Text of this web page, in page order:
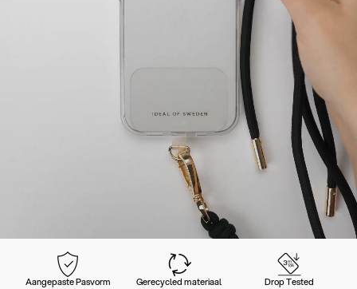
Aangepaste Pasvorm Gerecycled materiaal Drop Tested